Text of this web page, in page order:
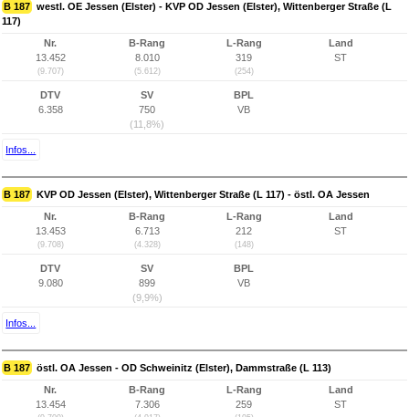
B 187 westl. OE Jessen (Elster) - KVP OD Jessen (Elster), Wittenberger Straße (L
117)
Nr.
13.452
(9.707)
B-Rang
8.010
(5.612)
L-Rang
319
(254)
Land
ST
DTV
6.358
SV
750
(11,8%)
BPL
VB
Infos...
B 187 KVP OD Jessen (Elster), Wittenberger Straße (L 117) - östl. OA Jessen
Nr.
13.453
(9.708)
B-Rang
6.713
(4.328)
L-Rang
212
(148)
Land
ST
DTV
9.080
SV
899
(9,9%)
BPL
VB
Infos...
B 187 östl. OA Jessen - OD Schweinitz (Elster), Dammstraße (L 113)
Nr.
13.454
B-Rang
7.306
L-Rang
259
Land
ST